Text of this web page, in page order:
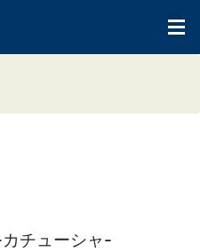
チューシャ-